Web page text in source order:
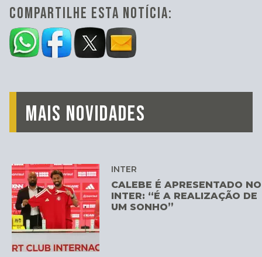
COMPARTILHE ESTA NOTÍCIA:
MAIS NOVIDADES
INTER
CALEBE É APRESENTADO NO
INTER: “É A REALIZAÇÃO DE
UM SONHO”